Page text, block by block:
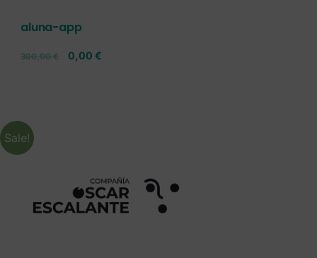
aluna-app
300,00€ 0,00 €
Sale!